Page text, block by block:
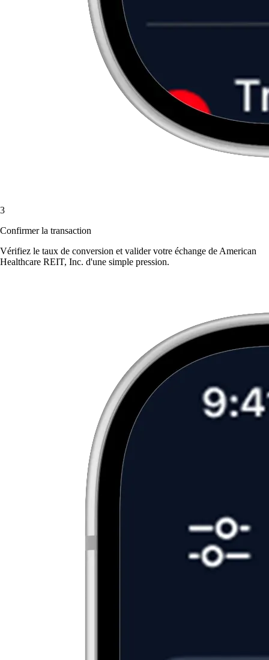
3
Confirmer la transaction
Vérifiez le taux de conversion et valider votre échange de American
Healthcare REIT, Inc. d'une simple pression.